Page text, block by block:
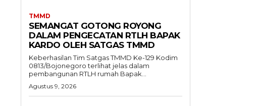
TMMD
SEMANGAT GOTONG ROYONG
DALAM PENGECATAN RTLH BAPAK
KARDO OLEH SATGAS TMMD
Keberhasilan Tim Satgas TMMD Ke-129 Kodim
0813/Bojonegoro terlihat jelas dalam
pembangunan RTLH rumah Bapak...
Agustus 9, 2026